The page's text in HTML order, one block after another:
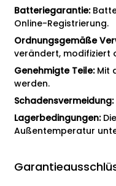
Batteriegarantie:
Online-Registrierung.
Ordnungsgemäße
verändert, modifiziert
Genehmigte Teile:Mit
werden.
Schadensvermeidung:
Lagerbedingungen:
Außentemperatur